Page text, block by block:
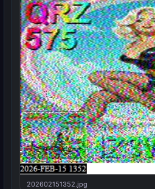
202602151352.jpg